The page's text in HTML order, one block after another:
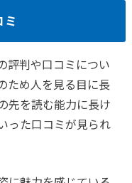
評判や口コミについ
ため人を見る目に長
先を読む能力に長け
った口コミが見られ